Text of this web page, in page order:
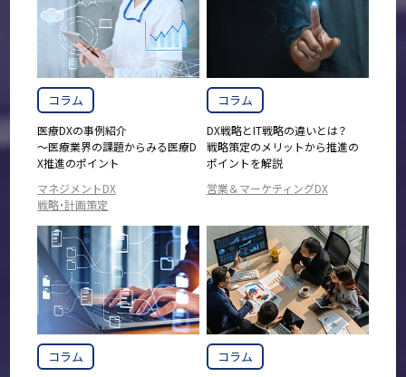
コラム
医療DXの事例紹介
～医療業界の課題からみる医療D
X推進のポイント
マネジメントDX
戦略・計画策定
コラム
DX戦略とIT戦略の違いとは？
戦略策定のメリットから推進の
ポイントを解説
営業＆マーケティングDX
コラム コラム